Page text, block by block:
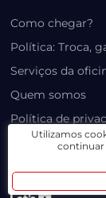
Como chegar?
Política: Troca,
Serviços da
Quem somos
Política de
CERTIFICADOS
Utilizamos
continuar